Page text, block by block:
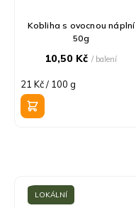
Kobliha s ovocnou náplní
50g
10,50 Kč/ balení
Měrná
cena:
21 Kč / 100 g
LOKÁLNÍ